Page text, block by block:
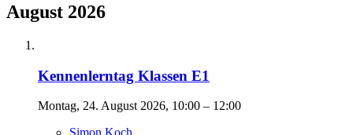
August 2026
Kennenlerntag Klassen E1
Montag, 24. August 2026, 10:00 – 12:00